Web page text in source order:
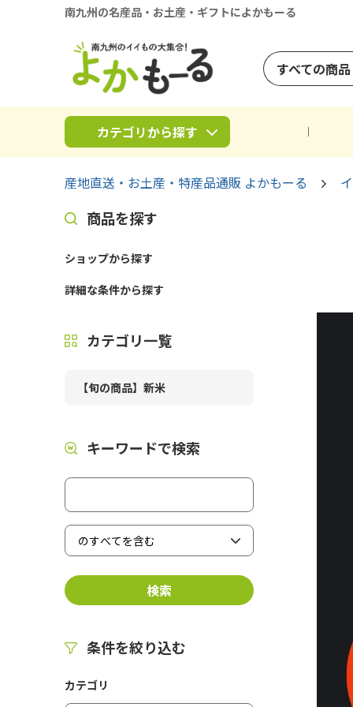
南九州の名産品・お土産・ギフトによかもーる
すべての商品
カテゴリから探す
産地直送・お土産・特産品通販 よかもーる
商品を探す
ショップから探す
詳細な条件から探す
カテゴリ一覧
【旬の商品】新米
キーワードで検索
条件を絞り込む
カテゴリ